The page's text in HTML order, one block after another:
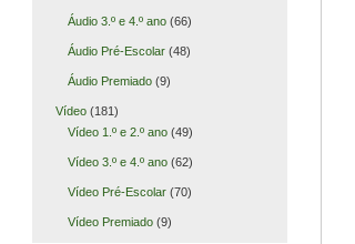
Áudio 3.º e 4.º ano(66)
Áudio Pré-Escolar(48)
Áudio Premiado(9)
Vídeo(181)
Vídeo 1.º e 2.º ano(49)
Vídeo 3.º e 4.º ano(62)
Vídeo Pré-Escolar(70)
Vídeo Premiado(9)